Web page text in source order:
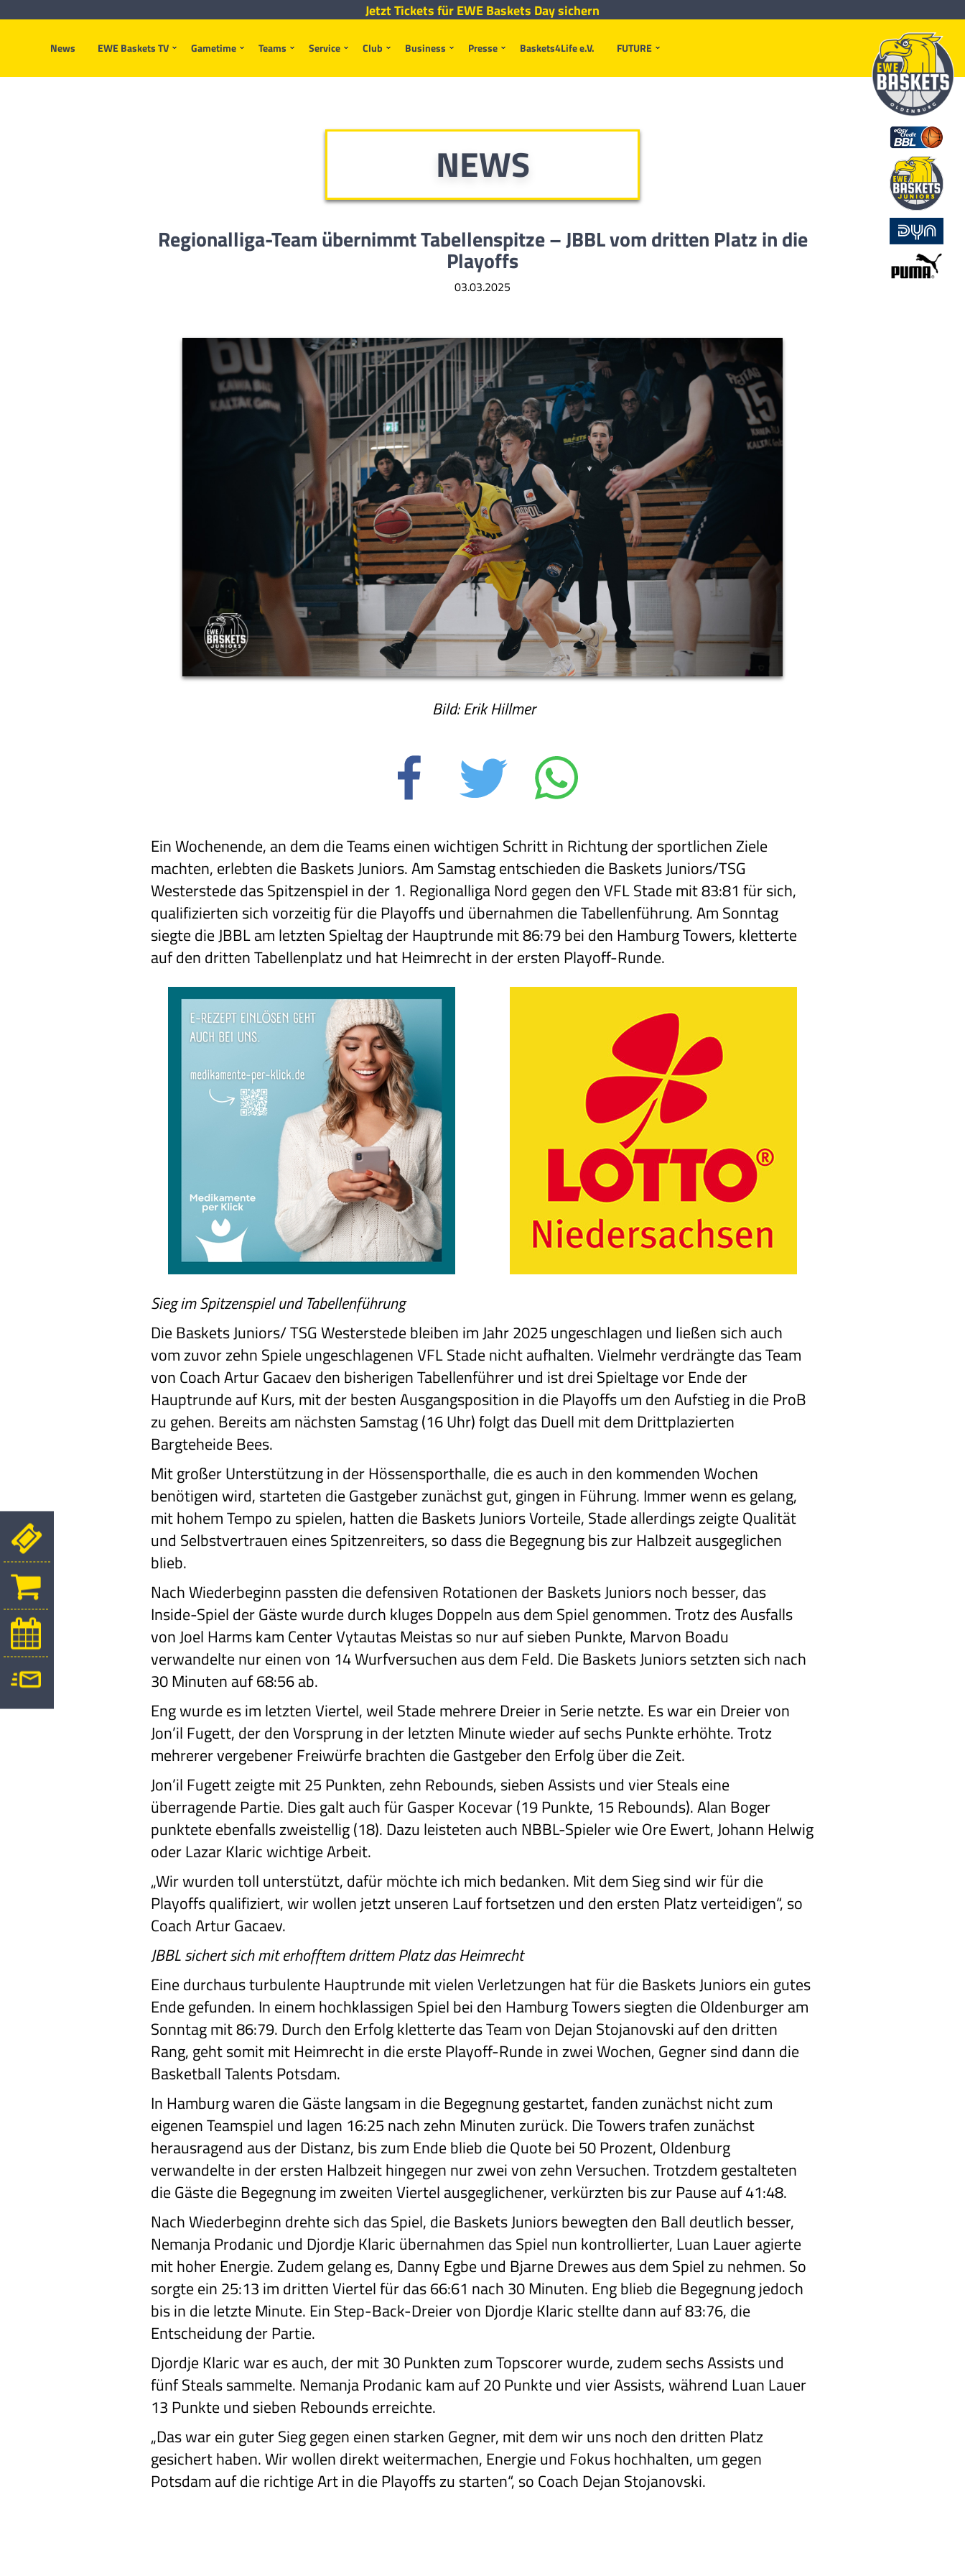
News EWE Baskets TV Gametime Teams Service Club Business Presse Baskets4Life e.V. FUTURE
Jetzt Tickets für EWE Baskets Day sichern
NEWS
Regionalliga-Team übernimmt Tabellenspitze – JBBL vom dritten Platz in die
Playoffs
03.03.2025
Bild: Erik Hillmer
Ein Wochenende, an dem die Teams einen wichtigen Schritt in Richtung der sportlichen Ziele
machten, erlebten die Baskets Juniors. Am Samstag entschieden die Baskets Juniors/TSG
Westerstede das Spitzenspiel in der 1. Regionalliga Nord gegen den VFL Stade mit 83:81 für sich,
qualifizierten sich vorzeitig für die Playoffs und übernahmen die Tabellenführung. Am Sonntag
siegte die JBBL am letzten Spieltag der Hauptrunde mit 86:79 bei den Hamburg Towers, kletterte
auf den dritten Tabellenplatz und hat Heimrecht in der ersten Playoff-Runde.
Sieg im Spitzenspiel und Tabellenführung
Die Baskets Juniors/ TSG Westerstede bleiben im Jahr 2025 ungeschlagen und ließen sich auch
vom zuvor zehn Spiele ungeschlagenen VFL Stade nicht aufhalten. Vielmehr verdrängte das Team
von Coach Artur Gacaev den bisherigen Tabellenführer und ist drei Spieltage vor Ende der
Hauptrunde auf Kurs, mit der besten Ausgangsposition in die Playoffs um den Aufstieg in die ProB
zu gehen. Bereits am nächsten Samstag (16 Uhr) folgt das Duell mit dem Drittplazierten
Bargteheide Bees.
Mit großer Unterstützung in der Hössensporthalle, die es auch in den kommenden Wochen
benötigen wird, starteten die Gastgeber zunächst gut, gingen in Führung. Immer wenn es gelang,
mit hohem Tempo zu spielen, hatten die Baskets Juniors Vorteile, Stade allerdings zeigte Qualität
und Selbstvertrauen eines Spitzenreiters, so dass die Begegnung bis zur Halbzeit ausgeglichen
blieb.
Nach Wiederbeginn passten die defensiven Rotationen der Baskets Juniors noch besser, das
Inside-Spiel der Gäste wurde durch kluges Doppeln aus dem Spiel genommen. Trotz des Ausfalls
von Joel Harms kam Center Vytautas Meistas so nur auf sieben Punkte, Marvon Boadu
verwandelte nur einen von 14 Wurfversuchen aus dem Feld. Die Baskets Juniors setzten sich nach
30 Minuten auf 68:56 ab.
Eng wurde es im letzten Viertel, weil Stade mehrere Dreier in Serie netzte. Es war ein Dreier von
Jon’il Fugett, der den Vorsprung in der letzten Minute wieder auf sechs Punkte erhöhte. Trotz
mehrerer vergebener Freiwürfe brachten die Gastgeber den Erfolg über die Zeit.
Jon’il Fugett zeigte mit 25 Punkten, zehn Rebounds, sieben Assists und vier Steals eine
überragende Partie. Dies galt auch für Gasper Kocevar (19 Punkte, 15 Rebounds). Alan Boger
punktete ebenfalls zweistellig (18). Dazu leisteten auch NBBL-Spieler wie Ore Ewert, Johann Helwig
oder Lazar Klaric wichtige Arbeit.
„Wir wurden toll unterstützt, dafür möchte ich mich bedanken. Mit dem Sieg sind wir für die
Playoffs qualifiziert, wir wollen jetzt unseren Lauf fortsetzen und den ersten Platz verteidigen“, so
Coach Artur Gacaev.
JBBL sichert sich mit erhofftem drittem Platz das Heimrecht
Eine durchaus turbulente Hauptrunde mit vielen Verletzungen hat für die Baskets Juniors ein gutes
Ende gefunden. In einem hochklassigen Spiel bei den Hamburg Towers siegten die Oldenburger am
Sonntag mit 86:79. Durch den Erfolg kletterte das Team von Dejan Stojanovski auf den dritten
Rang, geht somit mit Heimrecht in die erste Playoff-Runde in zwei Wochen, Gegner sind dann die
Basketball Talents Potsdam.
In Hamburg waren die Gäste langsam in die Begegnung gestartet, fanden zunächst nicht zum
eigenen Teamspiel und lagen 16:25 nach zehn Minuten zurück. Die Towers trafen zunächst
herausragend aus der Distanz, bis zum Ende blieb die Quote bei 50 Prozent, Oldenburg
verwandelte in der ersten Halbzeit hingegen nur zwei von zehn Versuchen. Trotzdem gestalteten
die Gäste die Begegnung im zweiten Viertel ausgeglichener, verkürzten bis zur Pause auf 41:48.
Nach Wiederbeginn drehte sich das Spiel, die Baskets Juniors bewegten den Ball deutlich besser,
Nemanja Prodanic und Djordje Klaric übernahmen das Spiel nun kontrollierter, Luan Lauer agierte
mit hoher Energie. Zudem gelang es, Danny Egbe und Bjarne Drewes aus dem Spiel zu nehmen. So
sorgte ein 25:13 im dritten Viertel für das 66:61 nach 30 Minuten. Eng blieb die Begegnung jedoch
bis in die letzte Minute. Ein Step-Back-Dreier von Djordje Klaric stellte dann auf 83:76, die
Entscheidung der Partie.
Djordje Klaric war es auch, der mit 30 Punkten zum Topscorer wurde, zudem sechs Assists und
fünf Steals sammelte. Nemanja Prodanic kam auf 20 Punkte und vier Assists, während Luan Lauer
13 Punkte und sieben Rebounds erreichte.
„Das war ein guter Sieg gegen einen starken Gegner, mit dem wir uns noch den dritten Platz
gesichert haben. Wir wollen direkt weitermachen, Energie und Fokus hochhalten, um gegen
Potsdam auf die richtige Art in die Playoffs zu starten“, so Coach Dejan Stojanovski.